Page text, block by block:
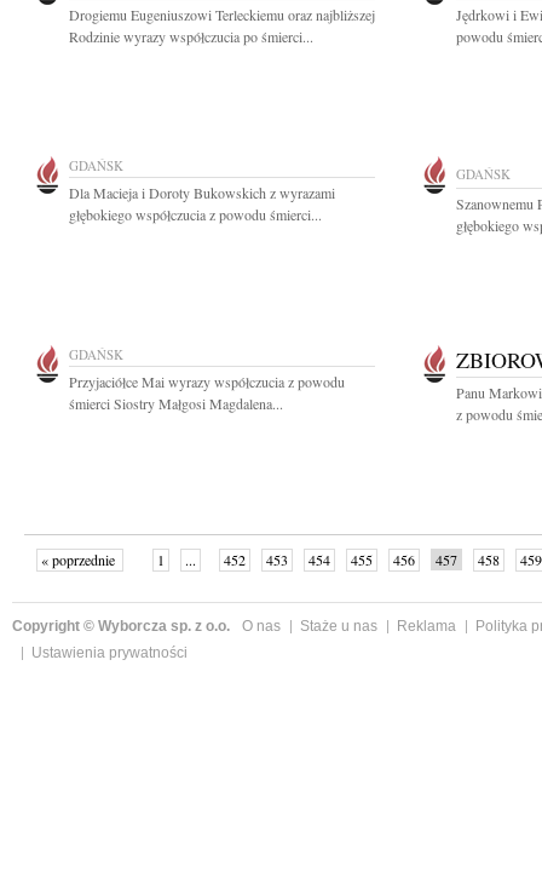
Drogiemu Eugeniuszowi Terleckiemu oraz najbliższej
Rodzinie wyrazy współczucia po śmierci...
Jędrkowi i
powodu
GDAŃSK
Dla Macieja i Doroty Bukowskich z wyrazami
głębokiego współczucia z powodu śmierci...
GDAŃSK
Szanownemu
głębokiego
GDAŃSK
Przyjaciółce Mai wyrazy współczucia z powodu
śmierci Siostry Małgosi Magdalena...
Panu
z powodu
« poprzednie 1 ... 452 453 454 455 456 457 458
459
Copyright © Wyborcza sp. z o.o. O nas Staże u nas Reklama
Polityka
Ustawienia prywatności